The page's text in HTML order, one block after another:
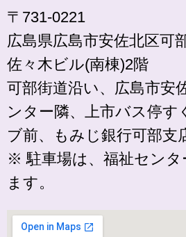
〒731-0221
広島県広島市安佐北区可
佐々木ビル(南棟)2階
可部街道沿い、広島市安
ンター隣、上市バス停す
ブ前、もみじ銀行可部支
※ 駐車場は、福祉センタ
ます。